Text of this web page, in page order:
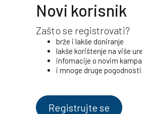
Novi korisnik
Zašto se registrovati?
brže i lakše doniranje
lakše korištenje na više
infomacije o novim
i mnoge druge
Registrujte se